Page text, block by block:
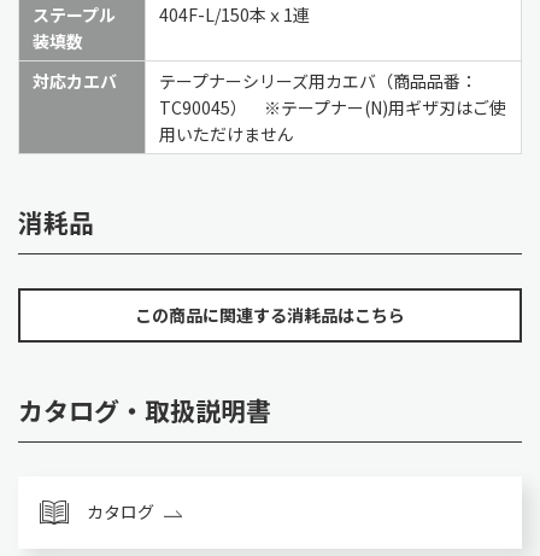
ステープル
装填数
404F-L/150本ｘ1連
対応カエバ
テープナーシリーズ用カエバ（商品品番：
TC90045） ※テープナー(N)用ギザ刃はご使
用いただけません
消耗品
この商品に関連する消耗品はこちら
カタログ・取扱説明書
カタログ